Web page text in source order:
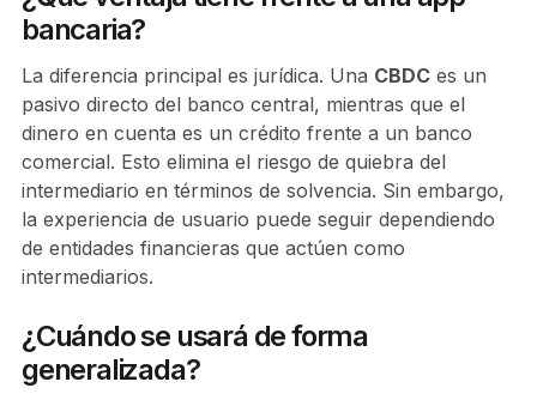
bancaria?
La diferencia principal es jurídica. Una CBDCes un
pasivo directo del banco central, mientras que el
dinero en cuenta es un crédito frente a un banco
comercial. Esto elimina el riesgo de quiebra del
intermediario en términos de solvencia. Sin embargo,
la experiencia de usuario puede seguir dependiendo
de entidades financieras que actúen como
intermediarios.
¿Cuándo se usará de forma
generalizada?